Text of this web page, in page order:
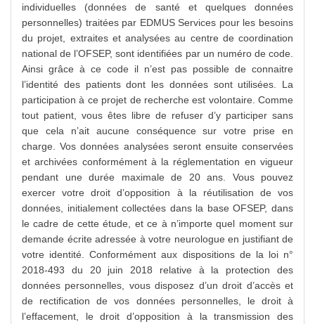
individuelles (données de santé et quelques données
personnelles) traitées par EDMUS Services pour les besoins
du projet, extraites et analysées au centre de coordination
national de l’OFSEP, sont identifiées par un numéro de code.
Ainsi grâce à ce code il n’est pas possible de connaitre
l’identité des patients dont les données sont utilisées. La
participation à ce projet de recherche est volontaire. Comme
tout patient, vous êtes libre de refuser d’y participer sans
que cela n’ait aucune conséquence sur votre prise en
charge. Vos données analysées seront ensuite conservées
et archivées conformément à la réglementation en vigueur
pendant une durée maximale de 20 ans. Vous pouvez
exercer votre droit d’opposition à la réutilisation de vos
données, initialement collectées dans la base OFSEP, dans
le cadre de cette étude, et ce à n’importe quel moment sur
demande écrite adressée à votre neurologue en justifiant de
votre identité. Conformément aux dispositions de la loi n°
2018-493 du 20 juin 2018 relative à la protection des
données personnelles, vous disposez d’un droit d’accès et
de rectification de vos données personnelles, le droit à
l’effacement, le droit d’opposition à la transmission des